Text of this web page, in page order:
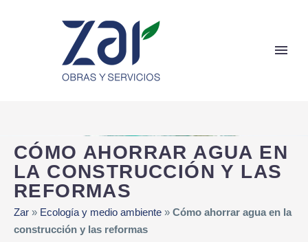
CÓMO AHORRAR AGUA EN
LA CONSTRUCCIÓN Y LAS
REFORMAS
Zar » Ecología y medio ambiente » Cómo ahorrar agua en la
construcción y las reformas